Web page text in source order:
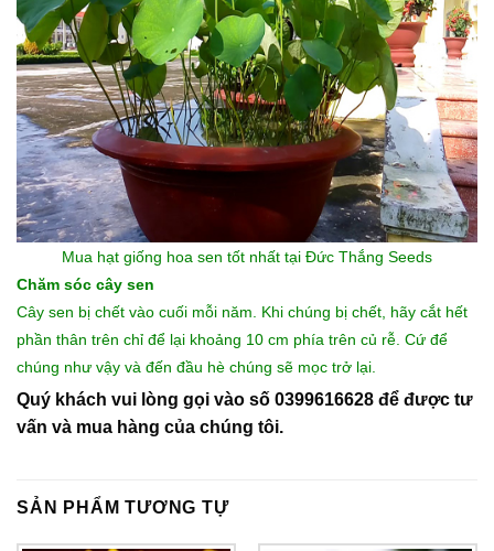
Mua hạt giống hoa sen tốt nhất tại Đức Thắng Seeds
Chăm sóc cây sen
Cây sen bị chết vào cuối mỗi năm. Khi chúng bị chết, hãy cắt hết
phần thân trên chỉ để lại khoảng 10 cm phía trên củ rễ. Cứ để
chúng như vậy và đến đầu hè chúng sẽ mọc trở lại.
Quý khách vui lòng gọi vào số 0399616628 để được tư
vấn và mua hàng của chúng tôi.
SẢN PHẨM TƯƠNG TỰ